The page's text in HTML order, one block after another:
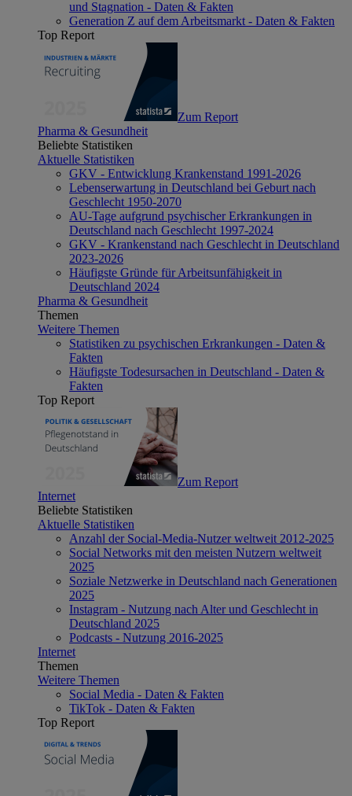
und Stagnation - Daten & Fakten
Generation Z auf dem Arbeitsmarkt - Daten & Fakten
Top Report
Zum Report
Pharma & Gesundheit
Beliebte Statistiken
Aktuelle Statistiken
GKV - Entwicklung Krankenstand 1991-2026
Lebenserwartung in Deutschland bei Geburt nach
Geschlecht 1950-2070
AU-Tage aufgrund psychischer Erkrankungen in
Deutschland nach Geschlecht 1997-2024
GKV - Krankenstand nach Geschlecht in Deutschland
2023-2026
Häufigste Gründe für Arbeitsunfähigkeit in
Deutschland 2024
Pharma & Gesundheit
Themen
Weitere Themen
Statistiken zu psychischen Erkrankungen - Daten &
Fakten
Häufigste Todesursachen in Deutschland - Daten &
Fakten
Top Report
Zum Report
Internet
Beliebte Statistiken
Aktuelle Statistiken
Anzahl der Social-Media-Nutzer weltweit 2012-2025
Social Networks mit den meisten Nutzern weltweit
2025
Soziale Netzwerke in Deutschland nach Generationen
2025
Instagram - Nutzung nach Alter und Geschlecht in
Deutschland 2025
Podcasts - Nutzung 2016-2025
Internet
Themen
Weitere Themen
Social Media - Daten & Fakten
TikTok - Daten & Fakten
Top Report